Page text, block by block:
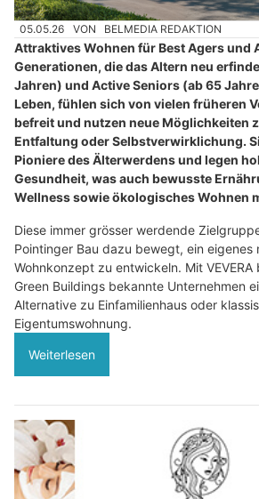
05.05.26 VON BELMEDIA REDAKTION
Attraktives Wohnen für Best Agers und
Generationen, die das Altern neu
Jahren) und Active Seniors (ab 65
Leben, fühlen sich von vielen früheren
befreit und nutzen neue Möglichkeiten
Entfaltung oder Selbstverwirklichung.
Pioniere des Älterwerdens und legen
Gesundheit, was auch bewusste
Wellness sowie ökologisches Wohnen
Diese immer grösser werdende
Pointinger Bau dazu bewegt, ein eigenes
Wohnkonzept zu entwickeln. Mit
Green Buildings bekannte Unternehmen
Alternative zu Einfamilienhaus oder
Eigentumswohnung.
Weiterlesen